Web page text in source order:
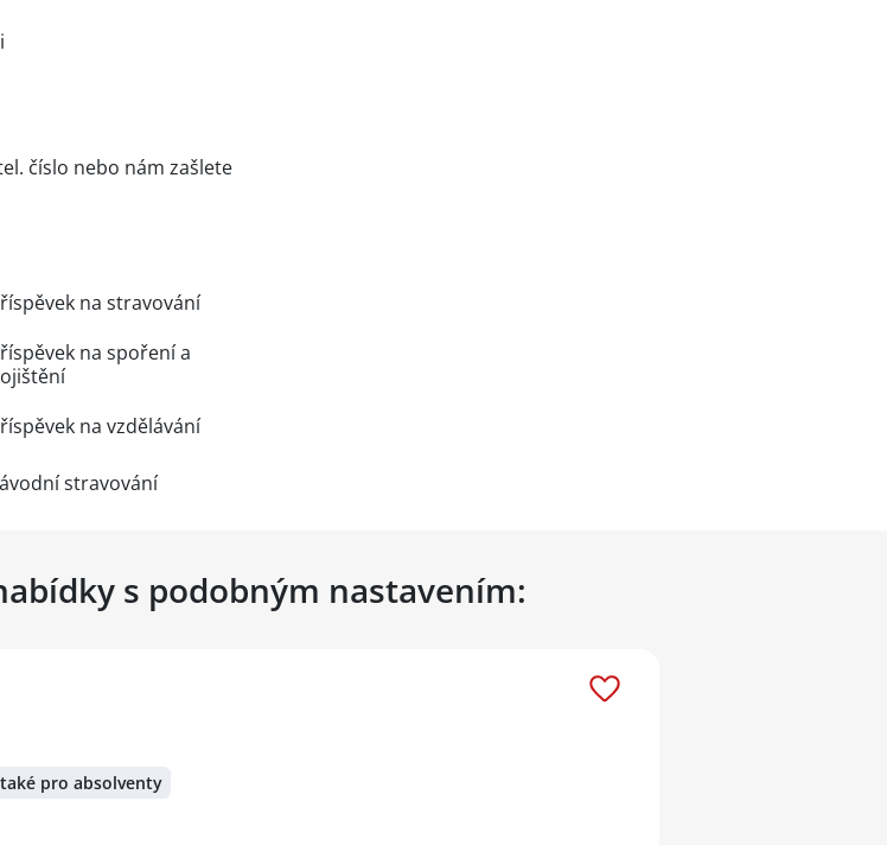
číslo nebo nám zašlete
na stravování
na spoření a
na vzdělávání
stravování
s podobným nastavením:
pro absolventy